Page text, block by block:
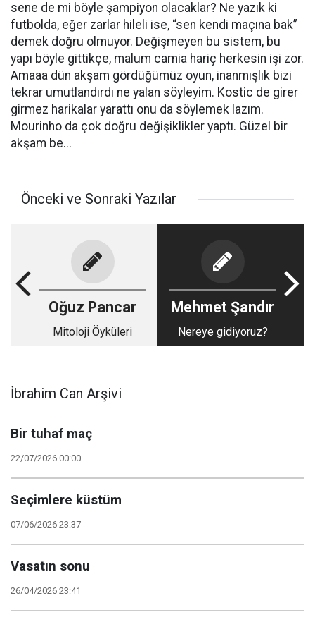
sene de mi böyle şampiyon olacaklar? Ne yazık ki
futbolda, eğer zarlar hileli ise, “sen kendi maçına bak”
demek doğru olmuyor. Değişmeyen bu sistem, bu
yapı böyle gittikçe, malum camia hariç herkesin işi zor.
Amaaa dün akşam gördüğümüz oyun, inanmışlık bizi
tekrar umutlandırdı ne yalan söyleyim. Kostic de girer
girmez harikalar yarattı onu da söylemek lazım.
Mourinho da çok doğru değişiklikler yaptı. Güzel bir
akşam be...
Önceki ve Sonraki Yazılar
Oğuz Pancar
Mitoloji Öyküleri
Mehmet Şandır
Nereye gidiyoruz?
İbrahim Can Arşivi
Bir tuhaf maç
22/07/2026 00:00
Seçimlere küstüm
07/06/2026 23:37
Vasatın sonu
26/04/2026 23:41